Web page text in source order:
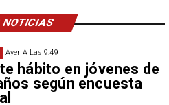
Ayer A Las 9:49
hábito en jóvenes de
según encuesta